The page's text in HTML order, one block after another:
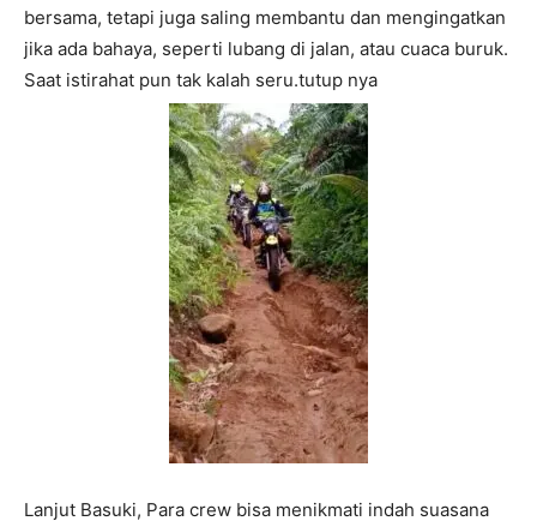
bersama, tetapi juga saling membantu dan mengingatkan
jika ada bahaya, seperti lubang di jalan, atau cuaca buruk.
Saat istirahat pun tak kalah seru.tutup nya
Lanjut Basuki, Para crew bisa menikmati indah suasana